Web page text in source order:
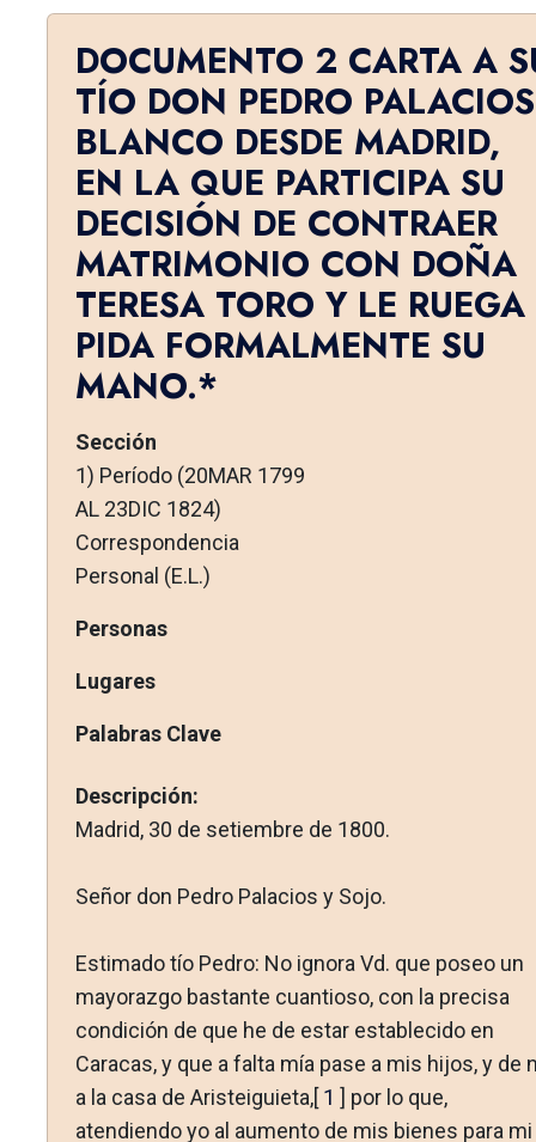
DOCUMENTO 2 CARTA A
TÍO DON PEDRO PALACIOS
BLANCO DESDE MADRID,
EN LA QUE PARTICIPA SU
DECISIÓN DE CONTRAER
MATRIMONIO CON DOÑA
TERESA TORO Y LE RUEGA
PIDA FORMALMENTE SU
MANO.*
Sección
1) Período (20MAR 1799
AL 23DIC 1824)
Correspondencia
Personal (E.L.)
Personas
Lugares
Palabras Clave
Descripción:
Madrid, 30 de setiembre de 1800.
Señor don Pedro Palacios y Sojo.
Estimado tío Pedro: No ignora Vd. que poseo un
mayorazgo bastante cuantioso, con la precisa
condición de que he de estar establecido en
Caracas, y que a falta mía pase a mis hijos, y de
a la casa de Aristeiguieta,[ 1 ] por lo que,
atendiendo yo al aumento de mis bienes para mi